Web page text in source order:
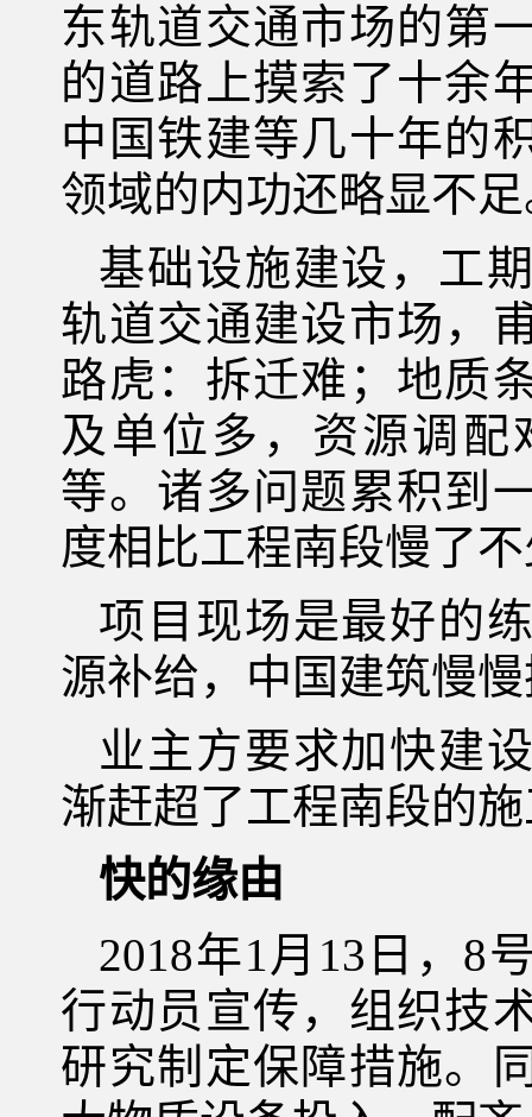
东轨道交通市场的第
的道路上摸索了十余
中国铁建等几十年的
领域的内功还略显不
基础设施建设，工
轨道交通建设市场，
路虎：拆迁难；地质
及单位多，资源调
等。诸多问题累积到
度相比工程南段慢了
项目现场是最好的
源补给，中国建筑慢
业主方要求加快建
渐赶超了工程南段的
快的缘由
2018年1月13日，8
行动员宣传，组织技
研究制定保障措施。